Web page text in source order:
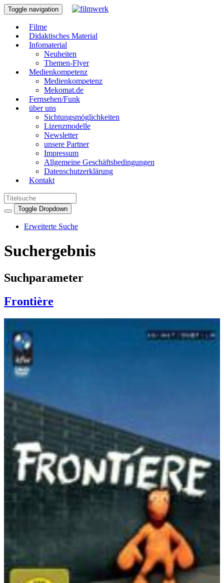
Toggle navigation
Filme
Didaktisches Material
Infomaterial
Neuheiten
Themen-Flyer
Medienkompetenz
Medienkompetenz
Mekomat.de
Fernsehen/Funk
über uns
Sichtungsmöglichkeiten
Lizenzmodelle
Newsletter
unsere Partner
Impressum
Allgemeine Geschäftsbedingungen
Datenschutzerklärung
Kontakt
Toggle Dropdown
Erweiterte Suche
Suchergebnis
Suchparameter
Frontière